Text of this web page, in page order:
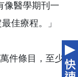
像醫學期刊一
佳療程。」
件條目，至少